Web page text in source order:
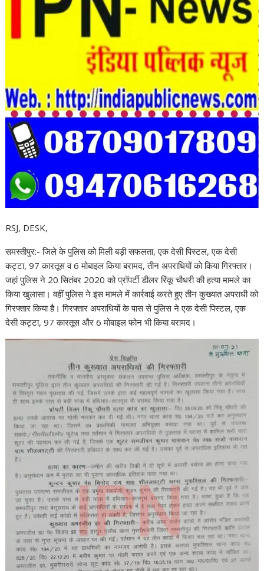
RSJ, DESK,
समस्तीपुर:- जिले के पुलिस को मिली बड़ी सफलता, एक देसी पिस्टल, एक देसी
कट्टा, 97 कारतूस व 6 मोबाइल किया बरामद, तीन अपराधियों को किया गिरफ्तार।
जहां पुलिस ने 20 सितंबर 2020 को प्रॉपर्टी डीलर रिंकू चौधरी की हत्या मामले का
किया खुलासा। वहीं पुलिस ने इस मामले में कार्रवाई करते हुए तीन कुख्यात अपराधी को
गिरफ्तार किया है। गिरफ्तार अपराधियों के पास से पुलिस ने एक देसी पिस्टल, एक
देसी कट्टा, 97 कारतूस और 6 मोबाइल फोन भी किया बरामद।